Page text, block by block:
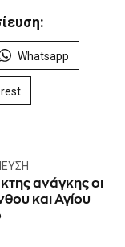
Whatsapp
ανάγκης οι
και Αγίου